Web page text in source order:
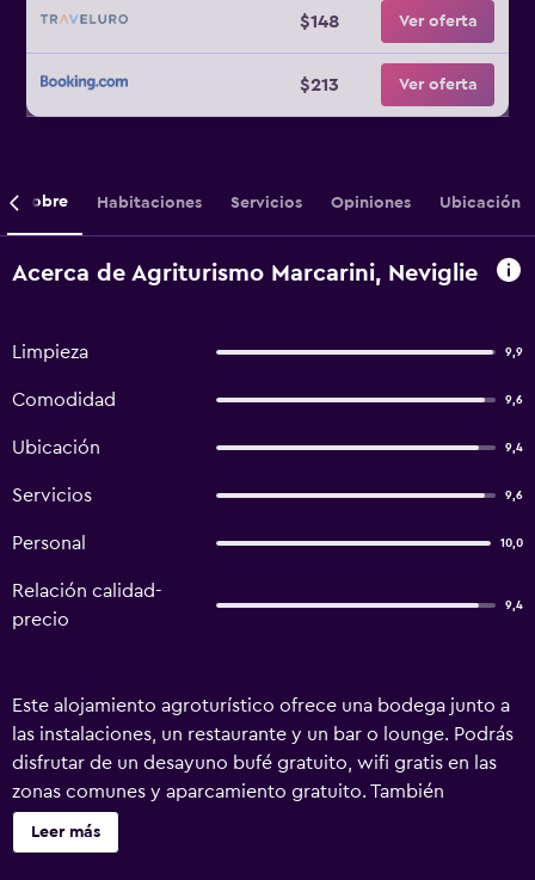
$148 Ver oferta
$213 Ver oferta
Sobre Habitaciones Servicios Opiniones Ubicación
Acerca de Agriturismo Marcarini, Neviglie
Limpieza 9,9
Comodidad 9,6
Ubicación 9,4
Servicios 9,6
Personal 10,0
Relación calidad-
precio
9,4
Este alojamiento agroturístico ofrece una bodega junto a
las instalaciones, un restaurante y un bar o lounge. Podrás
disfrutar de un desayuno bufé gratuito, wifi gratis en las
zonas comunes y aparcamiento gratuito. También
encontrarás un bar-cafetería, una bañera de hidromasaje y
servicios de conserjería. Se ofrece servicio de cambio de
Leer más